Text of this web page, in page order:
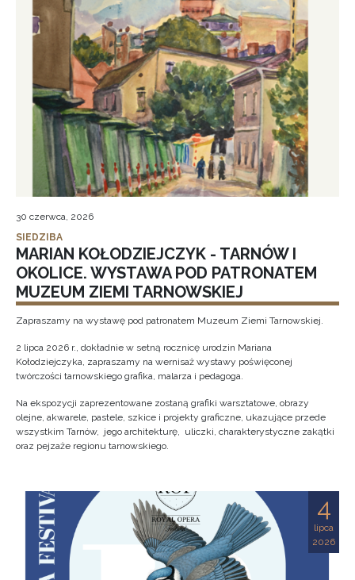
30 czerwca, 2026
SIEDZIBA
MARIAN KOŁODZIEJCZYK - TARNÓW I
OKOLICE. WYSTAWA POD PATRONATEM
MUZEUM ZIEMI TARNOWSKIEJ
Zapraszamy na wystawę pod patronatem Muzeum Ziemi Tarnowskiej.
2 lipca 2026 r., dokładnie w setną rocznicę urodzin Mariana
Kołodziejczyka, zapraszamy na wernisaż wystawy poświęconej
twórczości tarnowskiego grafika, malarza i pedagoga.
Na ekspozycji zaprezentowane zostaną grafiki warsztatowe, obrazy
olejne, akwarele, pastele, szkice i projekty graficzne, ukazujące przede
wszystkim Tarnów, jego architekturę, uliczki, charakterystyczne zakątki
oraz pejzaże regionu tarnowskiego.
4
lipca
2026